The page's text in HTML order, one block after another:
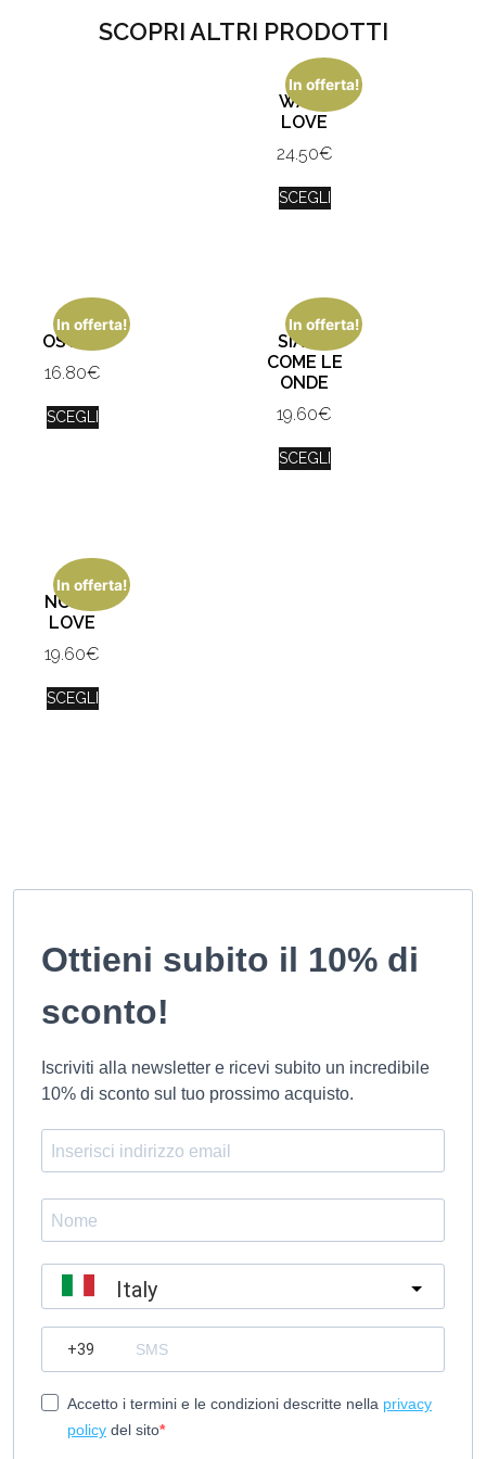
SCOPRI ALTRI PRODOTTI
In offerta!
WALL
LOVE
24.50€
SCEGLI
In offerta!
OSCAR
16.80€
SCEGLI
In offerta!
SIAMO
COME LE
ONDE
19.60€
SCEGLI
In offerta!
NOMI +
LOVE
19.60€
SCEGLI
Ottieni subito il 10% di
sconto!
Iscriviti alla newsletter e ricevi subito un incredibile
10% di sconto sul tuo prossimo acquisto.
Italy
Accetto i termini e le condizioni descritte nella privacy
policy del sito